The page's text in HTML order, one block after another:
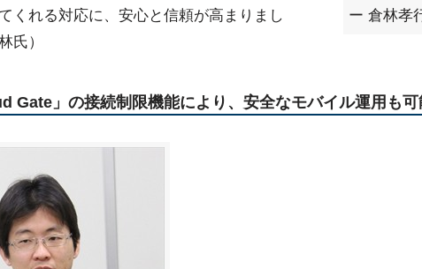
ー 倉林孝
くれる対応に、安心と信頼が高まりまし
氏）
Gate」の接続制限機能により、安全なモバイル運用も可